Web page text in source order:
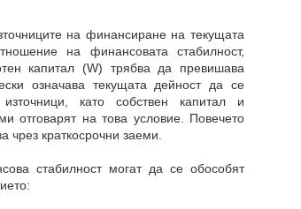
на финансиране на текущата
на финансовата стабилност,
капитал (W) трябва да превишава
означава текущата дейност да се
като собствен капитал и
отговарят на това условие. Повечето
краткосрочни заеми.
стабилност могат да се обособят